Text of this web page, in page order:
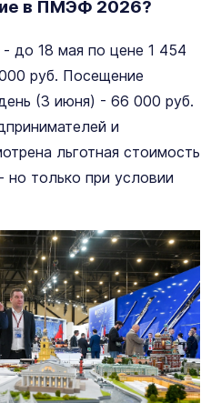
в ПМЭФ 2026?
- до 18 мая по цене 1 454
руб. Посещение
(3 июня) - 66 000 руб.
и
льготная стоимость
только при условии